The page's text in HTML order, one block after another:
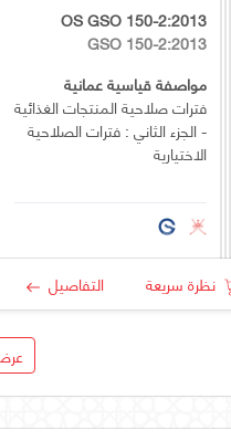
OS GSO 150-2:2013
GSO 150-2:2013
مواصفة قياسية عمانية
فترات صلاحية المنتجات الغذائية
- الجزء الثاني : فترات الصلاحية
الاختيارية
نظرة سريعة التفاصيل